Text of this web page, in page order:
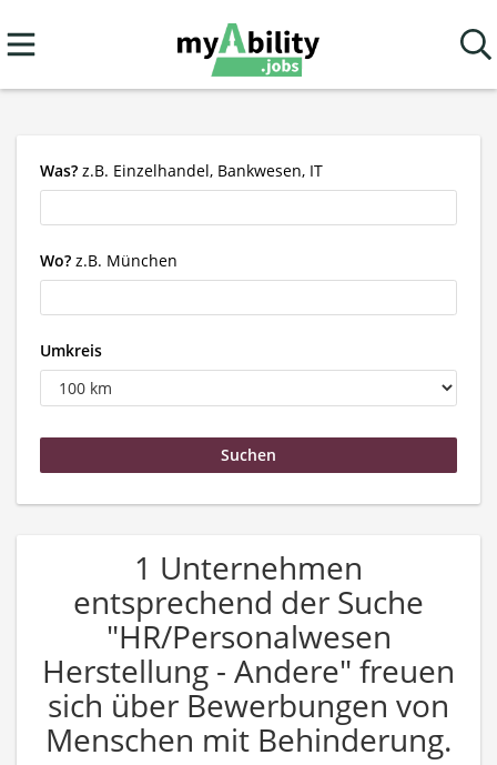
Was? z.B. Einzelhandel, Bankwesen, IT
Wo? z.B. München
Umkreis
1 Unternehmen
entsprechend der Suche
"HR/Personalwesen
Herstellung - Andere" freuen
sich über Bewerbungen von
Menschen mit Behinderung.